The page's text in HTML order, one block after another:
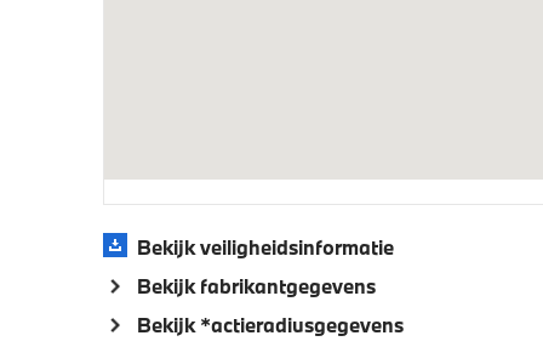
Akoestische waarschuwing voor
voetgangers
Actieve
Bekijk veiligheidsinformatie
Bekijk fabrikantgegevens
Bekijk *actieradiusgegevens